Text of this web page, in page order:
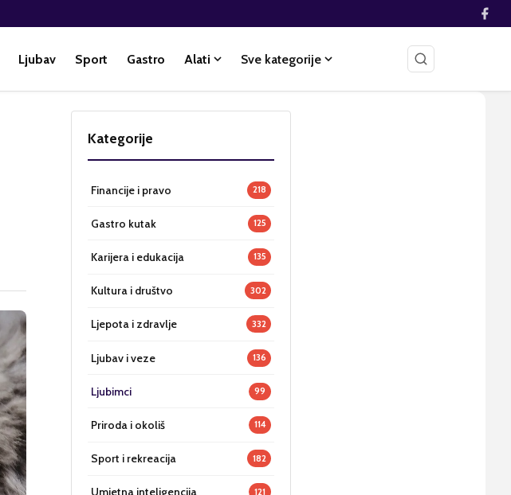
Ljubav Sport Gastro Alati Sve kategorije
Kategorije
Financije i pravo 218
Gastro kutak 125
Karijera i edukacija 135
Kultura i društvo 302
Ljepota i zdravlje 332
Ljubav i veze 136
Ljubimci 99
Priroda i okoliš 114
Sport i rekreacija 182
Umjetna inteligencija 121